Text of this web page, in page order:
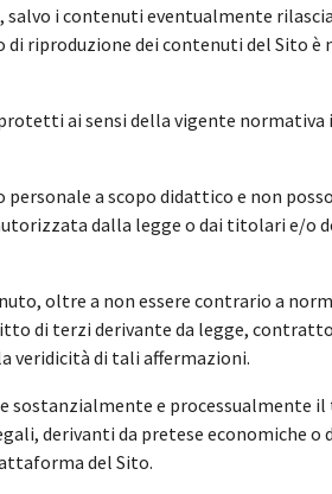
i contenuti eventualmente
di riproduzione dei contenuti del Sito è
ai sensi della vigente
a scopo didattico e non
dalla legge o dai titolari e/o
oltre a non essere contrario a
di terzi derivante da legge,
veridicità di tali affermazioni.
sostanzialmente e processualmente
derivanti da pretese economiche o
del Sito.